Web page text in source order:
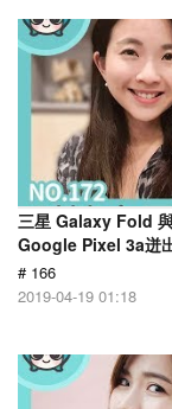
三星 Galaxy Fold
Google Pixel 3a迸
# 166
2019-04-19 01:18